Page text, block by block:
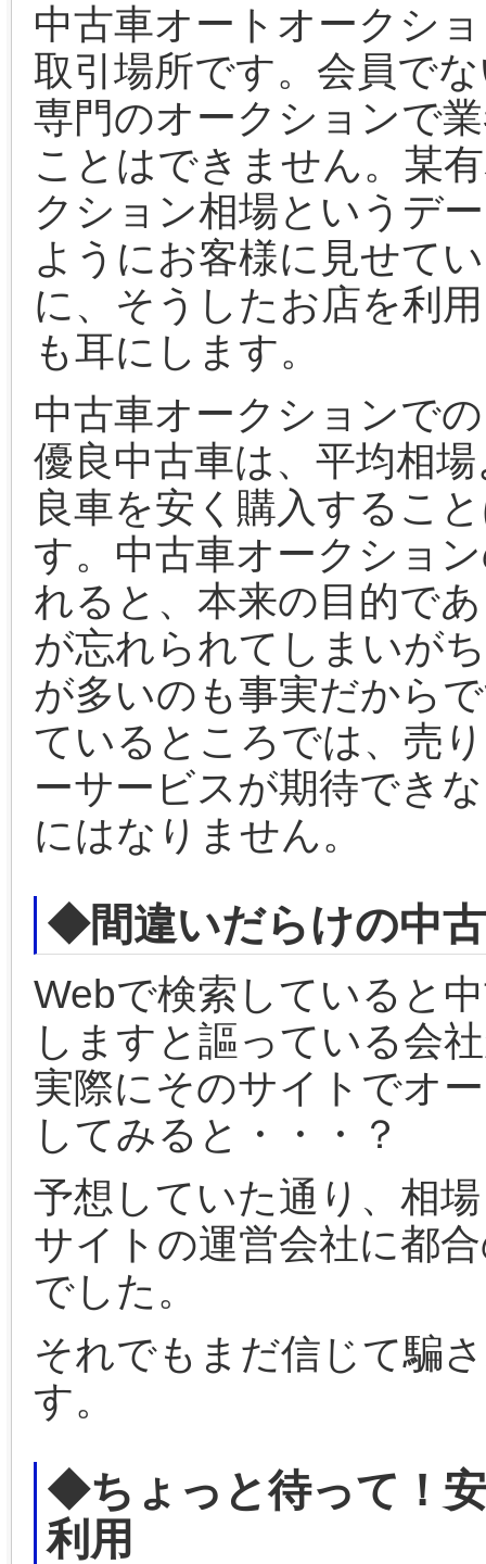
中古車オートオークシ
取引場所です。会員で
専門のオークションで
ことはできません。某
クション相場というデ
ようにお客様に見せて
に、そうしたお店を利
も耳にします。
中古車オークションで
優良中古車は、平均相
良車を安く購入するこ
す。中古車オークショ
れると、本来の目的で
が忘れられてしまいが
が多いのも事実だから
ているところでは、売
ーサービスが期待でき
にはなりません。
◆間違いだらけの中
Webで検索していると
しますと謳っている会
実際にそのサイトでオ
してみると・・・？
予想していた通り、相
サイトの運営会社に都
でした。
それでもまだ信じて騙
す。
◆ちょっと待って！
利用